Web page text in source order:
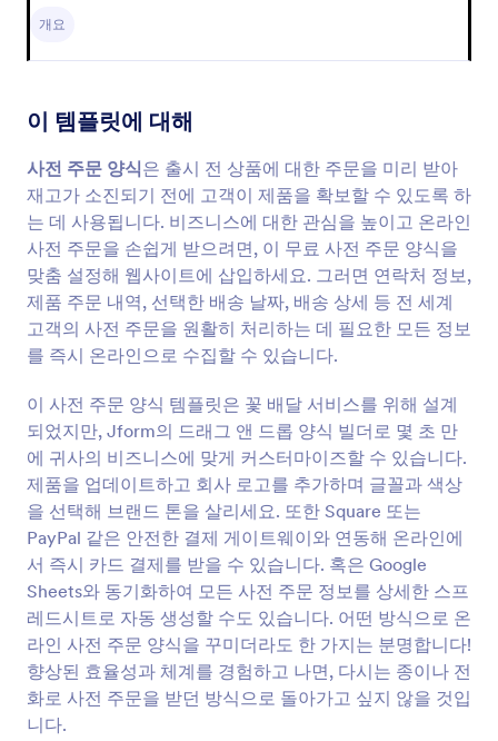
개요
이 템플릿에 대해
사전 주문 양식은 출시 전 상품에 대한 주문을 미리 받아
재고가 소진되기 전에 고객이 제품을 확보할 수 있도록 하
는 데 사용됩니다. 비즈니스에 대한 관심을 높이고 온라인
사전 주문을 손쉽게 받으려면, 이 무료 사전 주문 양식을
맞춤 설정해 웹사이트에 삽입하세요. 그러면 연락처 정보,
제품 주문 내역, 선택한 배송 날짜, 배송 상세 등 전 세계
고객의 사전 주문을 원활히 처리하는 데 필요한 모든 정보
를 즉시 온라인으로 수집할 수 있습니다.
이 사전 주문 양식 템플릿은 꽃 배달 서비스를 위해 설계
되었지만, Jform의 드래그 앤 드롭 양식 빌더로 몇 초 만
에 귀사의 비즈니스에 맞게 커스터마이즈할 수 있습니다.
제품을 업데이트하고 회사 로고를 추가하며 글꼴과 색상
을 선택해 브랜드 톤을 살리세요. 또한 Square 또는
PayPal 같은 안전한 결제 게이트웨이와 연동해 온라인에
서 즉시 카드 결제를 받을 수 있습니다. 혹은 Google
Sheets와 동기화하여 모든 사전 주문 정보를 상세한 스프
레드시트로 자동 생성할 수도 있습니다. 어떤 방식으로 온
라인 사전 주문 양식을 꾸미더라도 한 가지는 분명합니다!
향상된 효율성과 체계를 경험하고 나면, 다시는 종이나 전
화로 사전 주문을 받던 방식으로 돌아가고 싶지 않을 것입
니다.
습니다!
미리보기
Preorder forms are specialized online forms designed
to collect advance orders for products or services
before they are officially released or available for
general sale. Businesses, creators, and organizations
use preorder forms to gauge demand, secure early
sales, and streamline inventory planning for upcoming
launches. These forms are commonly used for new
product releases, limited-edition items, event tickets,
seasonal goods, or even digital content. By allowing
customers to reserve or purchase items ahead of
time, preorder forms help businesses manage
expectations, reduce the risk of overproduction, and
build excitement around new offerings.
With Jform, creating and managing preorder forms